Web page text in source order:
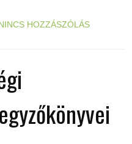
HOZZÁSZÓLÁS